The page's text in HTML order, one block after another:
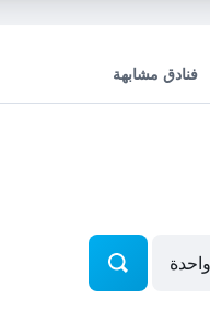
فنادق مشابهة